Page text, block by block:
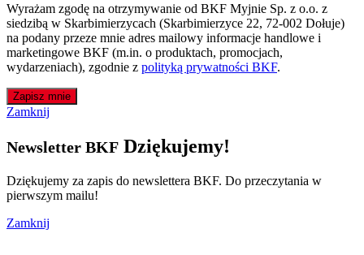
Wyrażam zgodę na otrzymywanie od BKF Myjnie Sp. z o.o. z
siedzibą w Skarbimierzycach (Skarbimierzyce 22, 72-002 Dołuje)
na podany przeze mnie adres mailowy informacje handlowe i
marketingowe BKF (m.in. o produktach, promocjach,
wydarzeniach), zgodnie z polityką prywatności BKF.
Zapisz mnie
Zamknij
Newsletter BKF Dziękujemy!
Dziękujemy za zapis do newslettera BKF. Do przeczytania w
pierwszym mailu!
Zamknij